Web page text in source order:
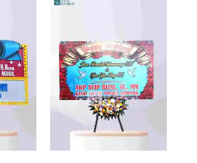
Rp599.000.
Rp575.000.
Rp599.000.
Rp575.000.